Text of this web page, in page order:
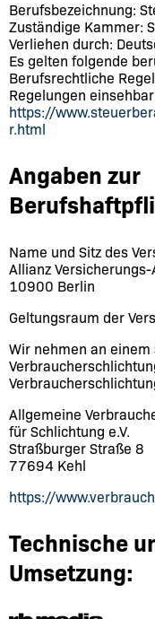
Berufsbezeichnung:
Zuständige Kammer:
Verliehen durch:
Es gelten folgende
Berufsrechtliche
Regelungen
https://
r.html
Angaben zur
Name und Sitz des
Allianz Versicherungs-
10900 Berlin
Geltungsraum der
Wir nehmen an
Allgemeine
für Schlichtung e.V.
Straßburger Straße 8
77694 Kehl
https://
Technische
Umsetzung: